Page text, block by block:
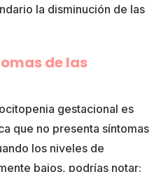
la disminución de las
de las
gestacional es
que no presenta síntomas
los niveles de
bajos, podrías notar: